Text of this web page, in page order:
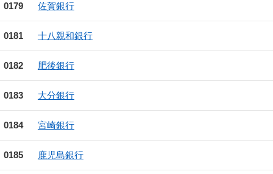
0179 佐賀銀行
0181 十八親和銀行
0182 肥後銀行
0183 大分銀行
0184 宮崎銀行
0185 鹿児島銀行